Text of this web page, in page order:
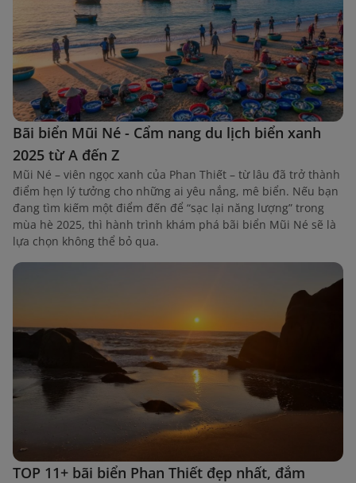
Bãi biển Mũi Né - Cẩm nang du lịch biển xanh
2025 từ A đến Z
Mũi Né – viên ngọc xanh của Phan Thiết – từ lâu đã trở thành
điểm hẹn lý tưởng cho những ai yêu nắng, mê biển. Nếu bạn
đang tìm kiếm một điểm đến để “sạc lại năng lượng” trong
mùa hè 2025, thì hành trình khám phá bãi biển Mũi Né sẽ là
lựa chọn không thể bỏ qua.
TOP 11+ bãi biển Phan Thiết đẹp nhất, đắm